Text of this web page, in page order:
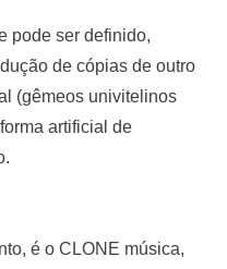
pode ser definido,
de cópias de outro
(gêmeos univitelinos
artificial de
é o CLONE música,